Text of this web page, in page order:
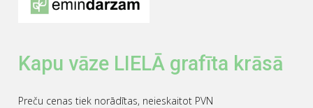
Kapu vāze LIELĀ grafīta krāsā
Preču cenas tiek norādītas, neieskaitot PVN